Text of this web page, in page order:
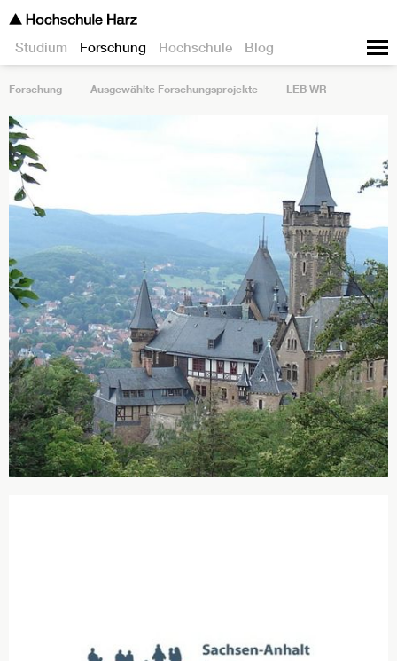
Studium Forschung Hochschule Blog
Forschung Ausgewählte Forschungsprojekte LEB WR